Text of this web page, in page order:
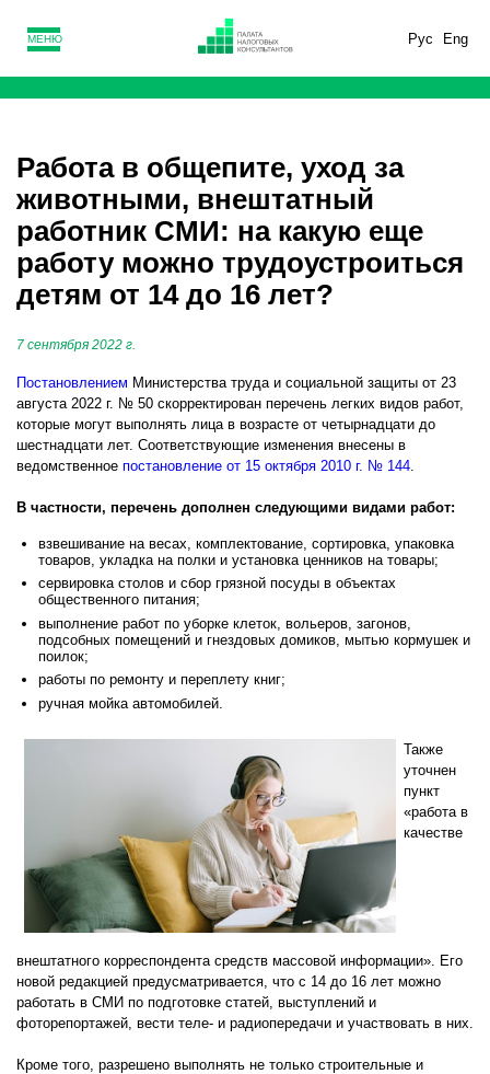
Рус Eng
МЕНЮ
Работа в общепите, уход за
животными, внештатный
работник СМИ: на какую еще
работу можно трудоустроиться
детям от 14 до 16 лет?
7 сентября 2022 г.
Постановлением Министерства труда и социальной защиты от 23
августа 2022 г. № 50 скорректирован перечень легких видов работ,
которые могут выполнять лица в возрасте от четырнадцати до
шестнадцати лет. Соответствующие изменения внесены в
ведомственное постановление от 15 октября 2010 г. № 144.
В частности, перечень дополнен следующими видами работ:
взвешивание на весах, комплектование, сортировка, упаковка
товаров, укладка на полки и установка ценников на товары;
сервировка столов и сбор грязной посуды в объектах
общественного питания;
выполнение работ по уборке клеток, вольеров, загонов,
подсобных помещений и гнездовых домиков, мытью кормушек и
поилок;
работы по ремонту и переплету книг;
ручная мойка автомобилей.
Также
уточнен
пункт
«работа в
качестве
внештатного корреспондента средств массовой информации». Его
новой редакцией предусматривается, что с 14 до 16 лет можно
работать в СМИ по подготовке статей, выступлений и
фоторепортажей, вести теле- и радиопередачи и участвовать в них.
Кроме того, разрешено выполнять не только строительные и